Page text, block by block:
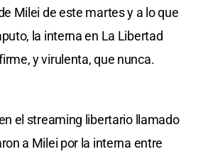
Milei de este martes y a lo que
la interna en La Libertad
y virulenta, que nunca.
el streaming libertario llamado
a Milei por la interna entre